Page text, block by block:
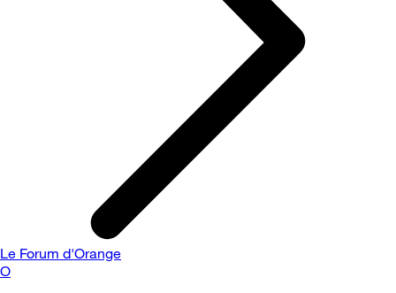
Le Forum d'Orange
O